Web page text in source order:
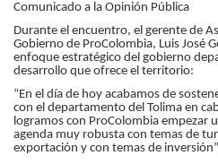
Comunicado a la Opinión Pública
Durante el encuentro, el gerente de
Gobierno de ProColombia, Luis José
enfoque estratégico del gobierno
desarrollo que ofrece el territorio:
“En el día de hoy acabamos de
con el departamento del Tolima en
logramos con ProColombia empezar
agenda muy robusta con temas de
exportación y con temas de